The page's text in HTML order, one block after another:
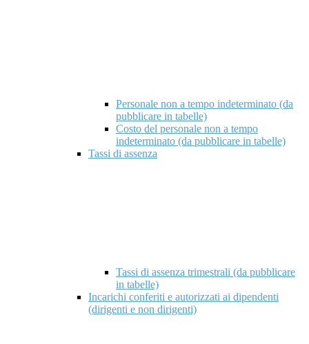
Personale non a tempo indeterminato (da
pubblicare in tabelle)
Costo del personale non a tempo
indeterminato (da pubblicare in tabelle)
Tassi di assenza
Tassi di assenza trimestrali (da pubblicare
in tabelle)
Incarichi conferiti e autorizzati ai dipendenti
(dirigenti e non dirigenti)